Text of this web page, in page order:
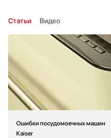
Статьи Видео
Ошибки посудомоечных машин
Kaiser